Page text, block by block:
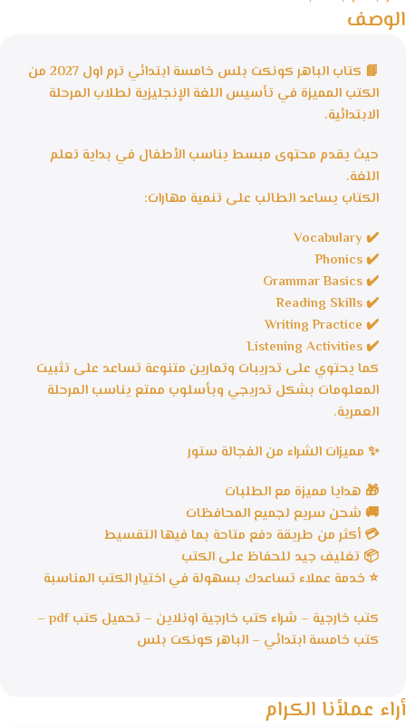
الوصف
📘 كتاب الباهر كونكت بلس خامسة ابتدائي ترم اول 2027 من
الكتب المميزة في تأسيس اللغة الإنجليزية لطلاب المرحلة
الابتدائية،
حيث يقدم محتوى مبسط يناسب الأطفال في بداية تعلم
اللغة.
الكتاب يساعد الطالب على تنمية مهارات:
✔️ Vocabulary
✔️ Phonics
✔️ Grammar Basics
✔️ Reading Skills
✔️ Writing Practice
✔️ Listening Activities
كما يحتوي على تدريبات وتمارين متنوعة تساعد على تثبيت
المعلومات بشكل تدريجي وبأسلوب ممتع يناسب المرحلة
العمرية.
✨ مميزات الشراء من الفجالة ستور
🎁 هدايا مميزة مع الطلبات
🚚 شحن سريع لجميع المحافظات
💳 أكثر من طريقة دفع متاحة بما فيها التقسيط
📦 تغليف جيد للحفاظ على الكتب
⭐ خدمة عملاء تساعدك بسهولة في اختيار الكتب المناسبة
كتب خارجية – شراء كتب خارجية اونلاين – تحميل كتب pdf –
كتب خامسة ابتدائي – الباهر كونكت بلس
أراء عملأنا الكرام